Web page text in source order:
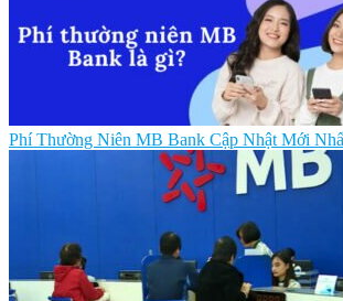
Phí Thường Niên MB Bank Cập Nhật Mới